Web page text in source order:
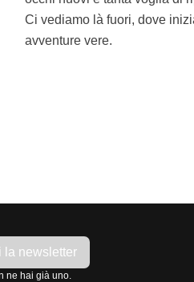
avventure vere.
la newsletter
ne hai già uno.